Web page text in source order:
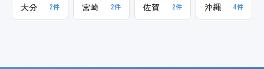
大分 2件 宮崎 2件 佐賀 2件 沖縄 4件